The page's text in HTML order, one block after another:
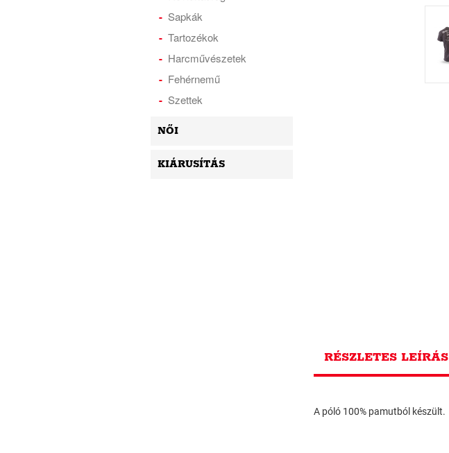
RÉSZLETES LEÍRÁS
A póló 100% pamutból készült.
Sapkák
Tartozékok
Harcművészetek
Fehérnemű
Szettek
NŐI
KIÁRUSÍTÁS